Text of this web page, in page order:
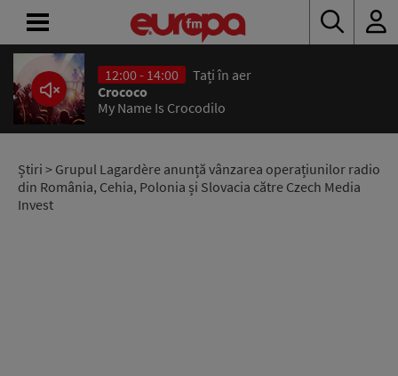
12:00 - 14:00
Tați în aer
Crococo
My Name Is Crocodilo
Știri > Grupul Lagardère anunță vânzarea operațiunilor radio
din România, Cehia, Polonia și Slovacia către Czech Media
Invest
ACASĂ
ȘTIRI
RADIO
CONCURSURI